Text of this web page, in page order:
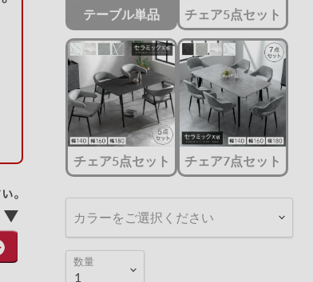
テーブル単品 チェア5点セット
チェア5点セット チェア7点セット
カラーをご選択ください
数量